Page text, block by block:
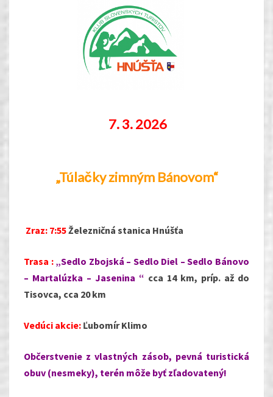
7.3. 2026
„Túlačky zimným Bánovom“
Zraz: 7:55Železničná stanica Hnúšťa
Trasa : „Sedlo Zbojská – Sedlo Diel – Sedlo Bánovo
– Martalúzka – Jasenina “ cca 14 km, príp. až do
Tisovca, cca 20 km
Vedúci akcie: Ľubomír Klimo
Občerstvenie z vlastných zásob, pevná turistická
obuv (nesmeky), terén môže byť zľadovatený!